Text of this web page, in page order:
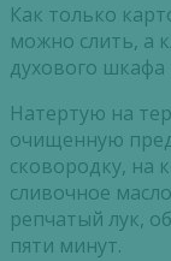
Как только
можно слить, а
духового
Натертую на
очищенную
сковородку, на
сливочное
репчатый лук,
пяти минут.